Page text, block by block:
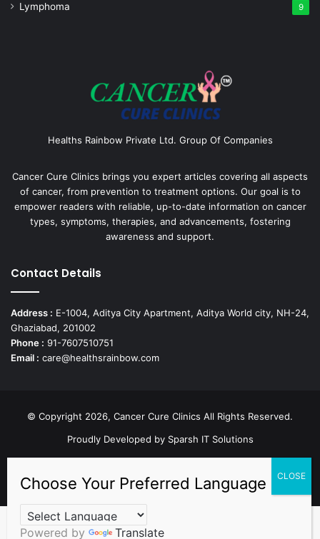
Lymphoma 9
Healths Rainbow Private Ltd. Group Of Companies
Cancer Cure Clinics brings you expert articles covering all aspects
of cancer, from prevention to treatment options. Our goal is to
empower readers with reliable, up-to-date information on cancer
types, symptoms, therapies, and advancements, fostering
awareness and support.
Contact Details
Address : E-1004, Aditya City Apartment, Aditya World city, NH-24,
Ghaziabad, 201002
Phone : 91-7607510751
Email : care@healthsrainbow.com
© Copyright 2026, Cancer Cure Clinics All Rights Reserved.
Proudly Developed by Sparsh IT Solutions
Facebook PinterestLinkedIn Instagram
TikTok
Powered by Translate